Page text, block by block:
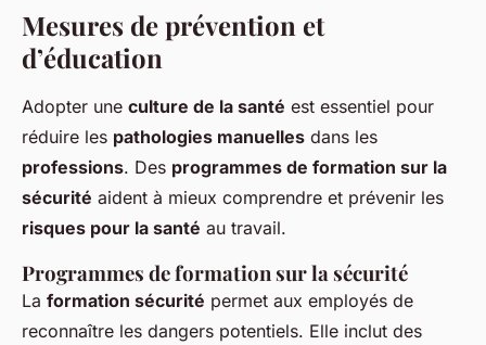
Mesures de prévention et
d’éducation
Adopter une culture de la santé est essentiel pour
réduire les pathologies manuelles dans les
professions. Des programmes de formation sur la
sécurité aident à mieux comprendre et prévenir les
risques pour la santé au travail.
Programmes de formation sur la sécurité
La formation sécurité permet aux employés de
reconnaître les dangers potentiels. Elle inclut des